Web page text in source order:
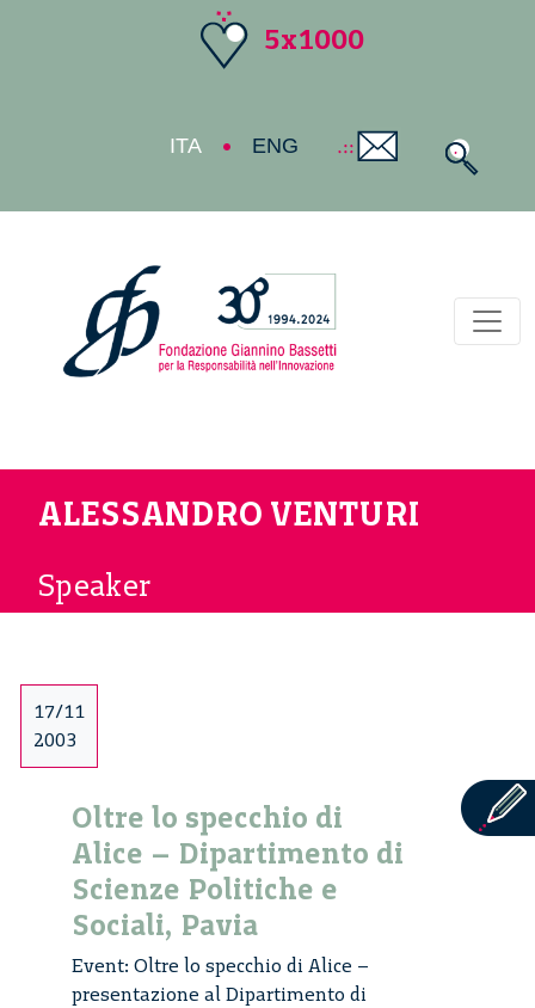
5x1000
ITA ENG
ALESSANDRO VENTURI
Speaker
17/11
2003
Oltre lo specchio di
Alice – Dipartimento di
Scienze Politiche e
Sociali, Pavia
Event: Oltre lo specchio di Alice –
presentazione al Dipartimento di